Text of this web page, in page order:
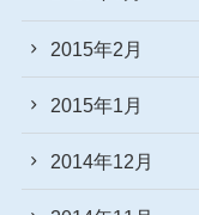
2015年2月
2015年1月
2014年12月